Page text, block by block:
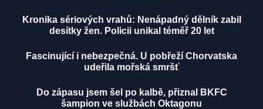
Kronika sériových vrahů: Nenápadný dělník zabil
desítky žen. Policii unikal téměř 20 let
Fascinující i nebezpečná. U pobřeží Chorvatska
udeřila mořská smršť
Do zápasu jsem šel po kalbě, přiznal BKFC
šampion ve službách Oktagonu